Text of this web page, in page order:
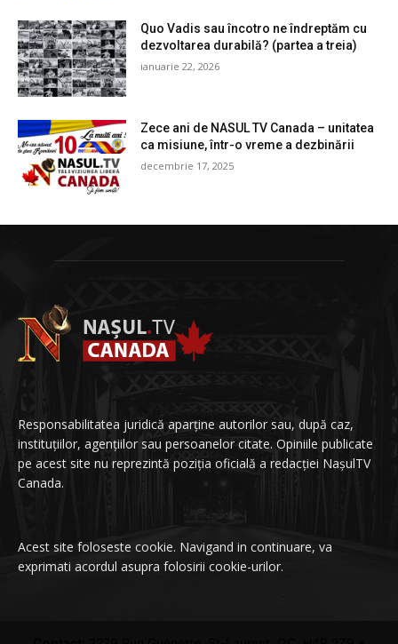
Quo Vadis sau încotro ne îndreptăm cu
dezvoltarea durabilă? (partea a treia)
ianuarie 22, 2026
Zece ani de NASUL TV Canada – unitatea
ca misiune, într-o vreme a dezbinării
decembrie 17, 2025
Responsabilitatea juridică aparține autorilor sau, după caz,
instituțiilor, agențiilor sau persoanelor citate. Opiniile publicate
pe acest site nu reprezintă poziția oficială a redacției NașulTV
Canada.
Acest site foloseste cookie. Navigand in continuare, va
exprimati acordul asupra folosirii cookie-urilor.